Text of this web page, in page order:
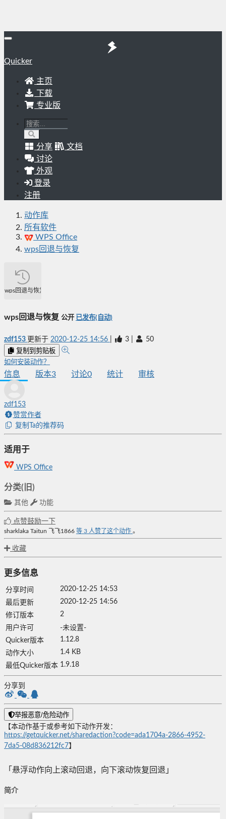
Quicker
主页
下载
专业版
分享
文档
讨论
外观
登录
注册
动作库
所有软件
WPS Office
wps回退与恢复
wps回退与恢复
wps回退与恢复 公开 已发布(自动)
zdf153 更新于 2020-12-25 14:56 3 50
复制到剪贴板
如何安装动作？
信息 版本3 讨论0 统计 审核
zdf153
赞赏作者
复制Ta的推荐码
适用于
WPS Office
分类(旧)
其他 功能
点赞鼓励一下
sharklaka Taitun 飞飞1866 等 3 人赞了这个动作 。
收藏
更多信息
分享时间
2020-12-25 14:53
最后更新
2020-12-25 14:56
修订版本
2
用户许可
-未设置-
Quicker版本
1.12.8
动作大小
1.4 KB
最低Quicker版本 1.9.18
分享到
举报恶意/危险动作
【本动作基于或参考如下动作开发：
https://getquicker.net/sharedaction?code=ada1704a-2866-4952-
7da5-08d836212fc7 】
「悬浮动作向上滚动回退，向下滚动恢复回退」
简介